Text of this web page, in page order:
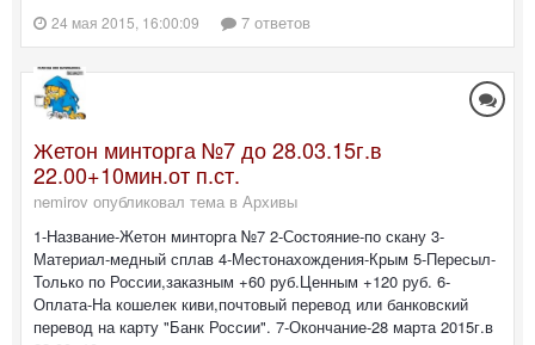
24 мая 2015, 16:00:09 7 ответов
Жетон минторга №7 до 28.03.15г.в
22.00+10мин.от п.ст.
nemirov опубликовал тема в Архивы
1-Название-Жетон минторга №7 2-Состояние-по скану 3-
Материал-медный сплав 4-Местонахождения-Крым 5-Пересыл-
Только по России,заказным +60 руб.Ценным +120 руб. 6-
Оплата-На кошелек киви,почтовый перевод или банковский
перевод на карту "Банк России". 7-Окончание-28 марта 2015г.в